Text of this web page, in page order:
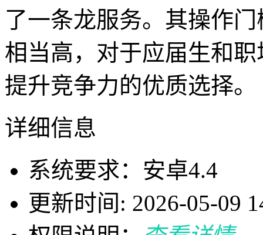
了一条龙服务。其操作
相当高，对于应届生和
提升竞争力的优质选择。
详细信息
系统要求：安卓4.4
更新时间: 2026-05-09